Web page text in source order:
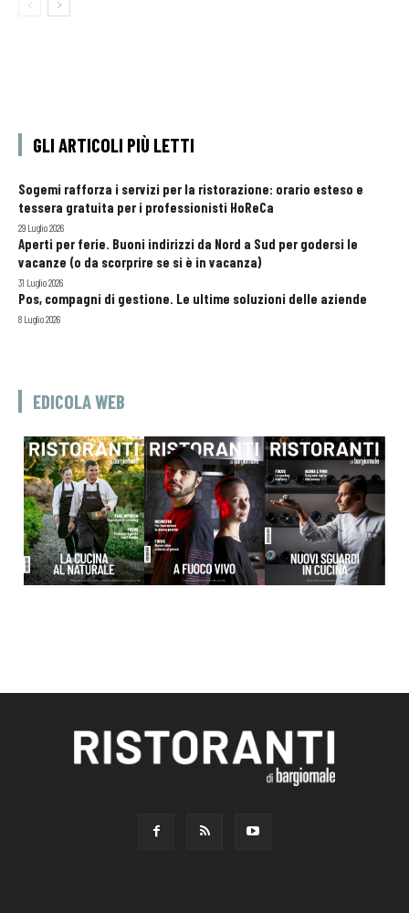
GLI ARTICOLI PIÙ LETTI
Sogemi rafforza i servizi per la ristorazione: orario esteso e
tessera gratuita per i professionisti HoReCa
29 Luglio 2026
Aperti per ferie. Buoni indirizzi da Nord a Sud per godersi le
vacanze (o da scorprire se si è in vacanza)
31 Luglio 2026
Pos, compagni di gestione. Le ultime soluzioni delle aziende
8 Luglio 2026
EDICOLA WEB